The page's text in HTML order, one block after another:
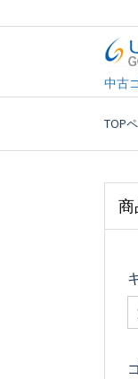
to
中古
中古
TOP
商